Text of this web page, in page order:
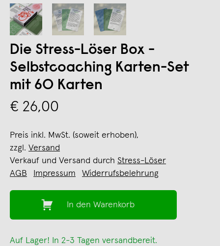
Die Stress-Löser Box -
Selbstcoaching Karten-Set
mit 60 Karten
€ 26,00
Preis inkl. MwSt. (soweit erhoben),
zzgl. Versand
Verkauf und Versand durch Stress-Löser
AGB
Impressum Widerrufsbelehrung
In den Warenkorb
Auf Lager! In 2-3 Tagen versandbereit.